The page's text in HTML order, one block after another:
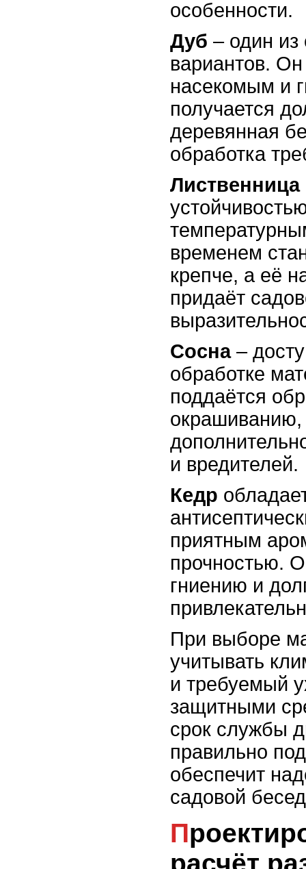
особенности.
Дуб – один
вариантов. Он
насекомым и
получается
деревянная
обработка
Лиственница
временем
крепче, а её
придаёт
Сосна–
обработке
поддаётся
окрашиванию,
и вредителей.
Кедр
приятным
прочностью.
гниению и
При выборе
учитывать
и требуемый
защитными
срок службы
правильно
обеспечит
садовой
Проектирование:
расчёт